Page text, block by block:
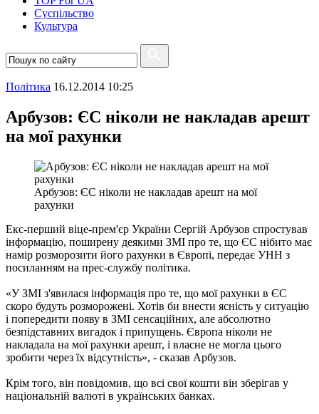
Суспiльство
Культура
Полiтика 16.12.2014 10:25
Арбузов: ЄС ніколи не накладав арешт
на мої рахунки
Арбузов: ЄС ніколи не накладав арешт на мої
рахунки
Екс-перший віце-прем'єр України Сергій Арбузов спростував
інформацію, поширену деякими ЗМІ про те, що ЄС нібито має
намір розморозити його рахунки в Європі, передає УНН з
посиланням на прес-службу політика.
«У ЗМІ з'явилася інформація про те, що мої рахунки в ЄС
скоро будуть розморожені. Хотів би внести ясність у ситуацію
і попередити появу в ЗМІ сенсаційних, але абсолютно
безпідставних вигадок і припущень. Європа ніколи не
накладала на мої рахунки арешт, і власне не могла цього
зробити через їх відсутність», - сказав Арбузов.
Крім того, він повідомив, що всі свої кошти він зберігав у
національній валюті в українських банках.